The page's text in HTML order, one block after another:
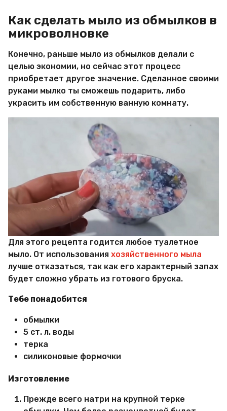
Как сделать мыло из обмылков в
микроволновке
Конечно, раньше мыло из обмылков делали с
целью экономии, но сейчас этот процесс
приобретает другое значение. Сделанное своими
руками мылко ты сможешь подарить, либо
украсить им собственную ванную комнату.
Для этого рецепта годится любое туалетное
мыло. От использования хозяйственного мыла
лучше отказаться, так как его характерный запах
будет сложно убрать из готового бруска.
Тебе понадобится
обмылки
5 ст. л. воды
терка
силиконовые формочки
Изготовление
Прежде всего натри на крупной терке